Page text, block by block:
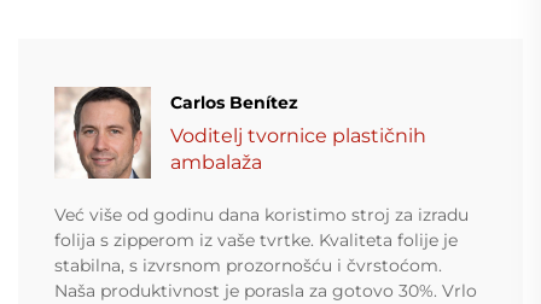
Carlos Benítez
Voditelj tvornice plastičnih
ambalaža
Već više od godinu dana koristimo stroj za izradu
folija s zipperom iz vaše tvrtke. Kvaliteta folije je
stabilna, s izvrsnom prozornošću i čvrstoćom.
Naša produktivnost je porasla za gotovo 30%. Vrlo